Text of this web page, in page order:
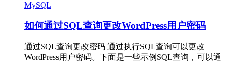
MySQL
如何通过SQL查询更改WordPress用户密码
通过SQL查询更改密码 通过执行SQL查询可以更改
WordPress用户密码。下面是一些示例SQL查询，可以通